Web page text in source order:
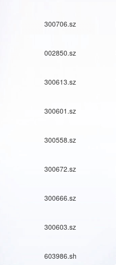
300706.sz
002850.sz
300613.sz
300601.sz
300558.sz
300672.sz
300666.sz
300603.sz
603986.sh